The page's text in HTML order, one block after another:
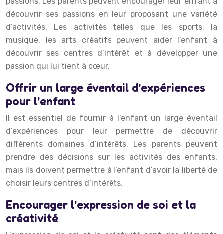
découvrir ses passions en leur proposant une variété
d’activités. Les activités telles que les sports, la
musique, les arts créatifs peuvent aider l’enfant à
découvrir ses centres d’intérêt et à développer une
passion qui lui tient à cœur.
Offrir un large éventail d’expériences
pour l’enfant
Il est essentiel de fournir à l’enfant un large éventail
d’expériences pour leur permettre de découvrir
différents domaines d’intérêts. Les parents peuvent
prendre des décisions sur les activités des enfants,
mais ils doivent permettre à l’enfant d’avoir la liberté de
choisir leurs centres d’intérêts.
Encourager l’expression de soi et la
créativité